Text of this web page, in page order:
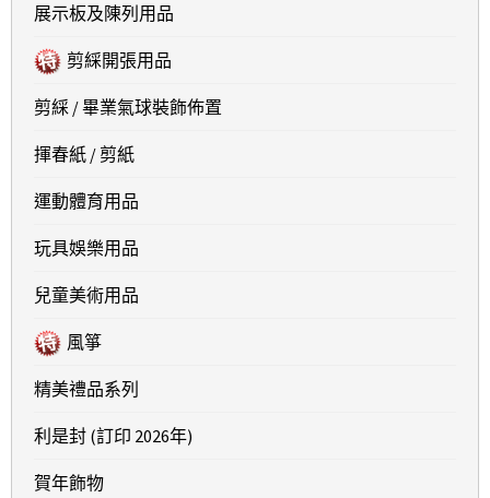
展示板及陳列用品
剪綵開張用品
剪綵 / 畢業氣球裝飾佈置
揮春紙 / 剪紙
運動體育用品
玩具娛樂用品
兒童美術用品
風箏
精美禮品系列
利是封 (訂印 2026年)
賀年飾物